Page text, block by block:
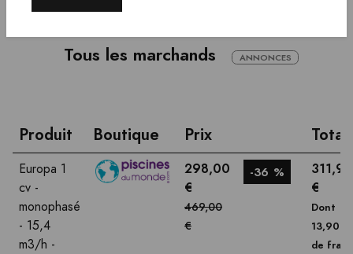
Tous les marchands ANNONCES
Produit Boutique Prix Total
Europa 1
cv -
monophasé
- 15,4
m3/h -
298,00
€
469,00
€
-36 %
311,90
€
Dont
13,90 €
de frais